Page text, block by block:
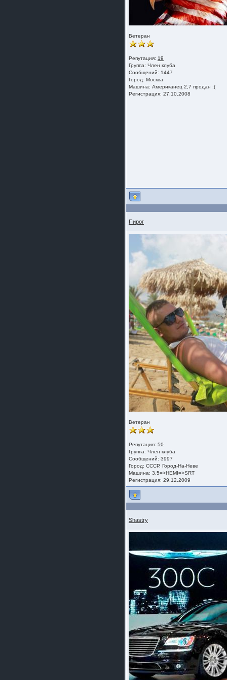
Ветеран
Репутация: 19
Группа: Член клуба
Сообщений: 1447
Город: Москва
Машина: Американец 2,7 продан :(
Регистрация: 27.10.2008
Пирог
Ветеран
Репутация: 50
Группа: Член клуба
Сообщений: 3997
Город: СССР, Город-На-Неве
Машина: 3.5=>HEMI=>SRT
Регистрация: 29.12.2009
Shastry